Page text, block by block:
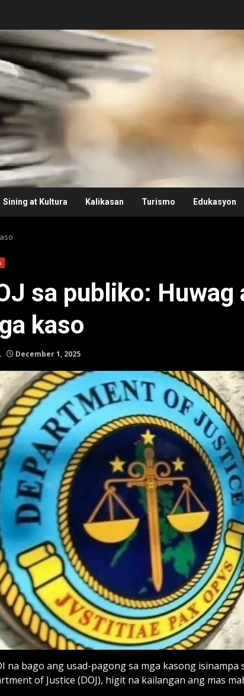
Sining at Kultura Kalikasan Turismo Edukasyon
sa publiko:
kaso
December 1, 2025
na bago ang usad-pagong sa mga kasong
of Justice (DOJ), higit na kailangan ang mas